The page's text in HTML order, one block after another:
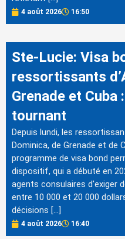
4 août 2026 16:50
Ste-Lucie: Visa
ressortissants
Grenade et Cuba
tournant
Depuis lundi, les
Dominica, de Grenade et de
programme de visa bond
dispositif, qui a débuté en
agents consulaires d'exiger
entre 10 000 et 20 000
décisions […]
4 août 2026 16:40